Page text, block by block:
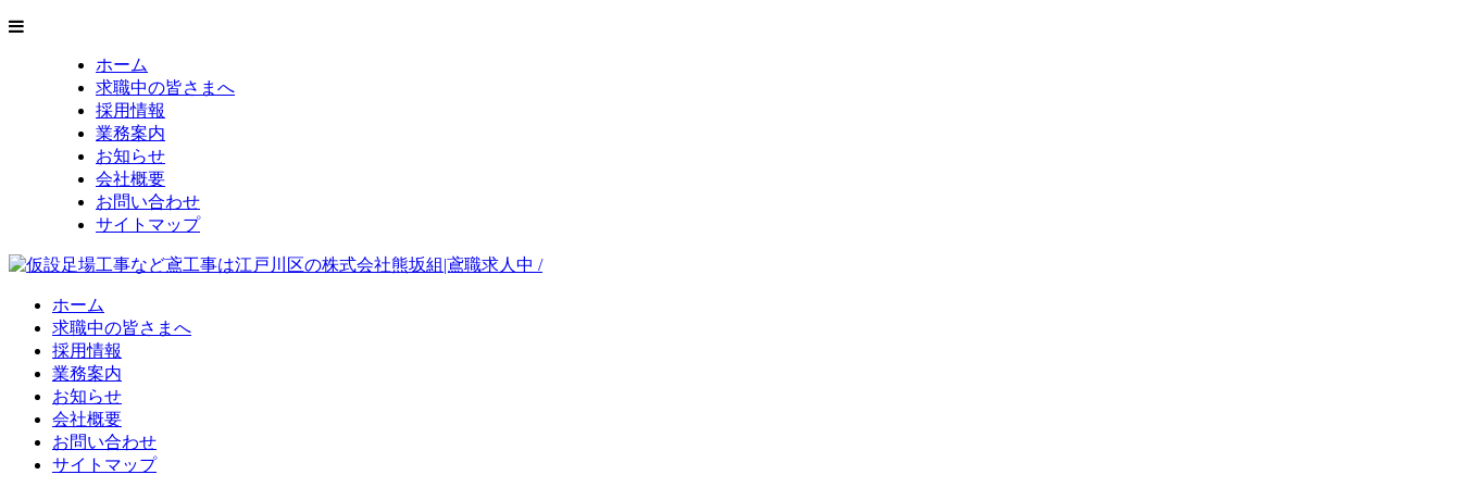
ホーム
求職中の皆さまへ
採用情報
業務案内
お知らせ
会社概要
お問い合わせ
サイトマップ
ホーム
求職中の皆さまへ
採用情報
業務案内
お知らせ
会社概要
お問い合わせ
サイトマップ